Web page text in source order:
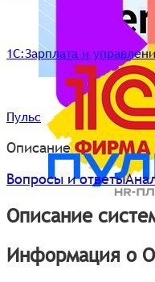
1С:Зарплата и
Пульс
Описание
Вопросы и ответы
Описание
Информация о